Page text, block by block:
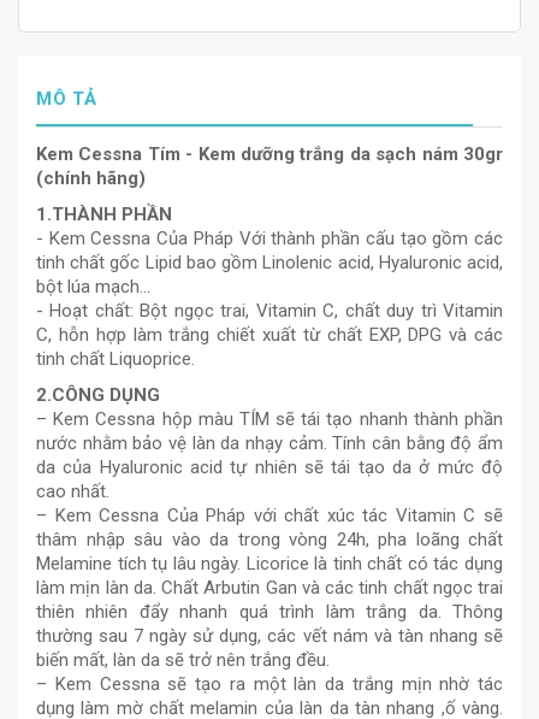
MÔ TẢ
Kem Cessna Tím - Kem dưỡng trắng da sạch nám 30gr
(chính hãng)
1.THÀNH PHẦN
- Kem Cessna Của Pháp Với thành phần cấu tạo gồm các
tinh chất gốc Lipid bao gồm Linolenic acid, Hyaluronic acid,
bột lúa mạch…
- Hoạt chất: Bột ngọc trai, Vitamin C, chất duy trì Vitamin
C, hỗn hợp làm trắng chiết xuất từ chất EXP, DPG và các
tinh chất Liquoprice.
2.CÔNG DỤNG
– Kem Cessna hộp màu TÍM sẽ tái tạo nhanh thành phần
nước nhằm bảo vệ làn da nhạy cảm. Tính cân bằng độ ẩm
da của Hyaluronic acid tự nhiên sẽ tái tạo da ở mức độ
cao nhất.
– Kem Cessna Của Pháp với chất xúc tác Vitamin C sẽ
thâm nhập sâu vào da trong vòng 24h, pha loãng chất
Melamine tích tụ lâu ngày. Licorice là tinh chất có tác dụng
làm mịn làn da. Chất Arbutin Gan và các tinh chất ngọc trai
thiên nhiên đẩy nhanh quá trình làm trắng da. Thông
thường sau 7 ngày sử dụng, các vết nám và tàn nhang sẽ
biến mất, làn da sẽ trở nên trắng đều.
– Kem Cessna sẽ tạo ra một làn da trắng mịn nhờ tác
dụng làm mờ chất melamin của làn da tàn nhang ,ố vàng.